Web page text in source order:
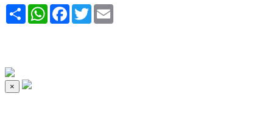
Share WhatsAppFacebook
Twitter
×